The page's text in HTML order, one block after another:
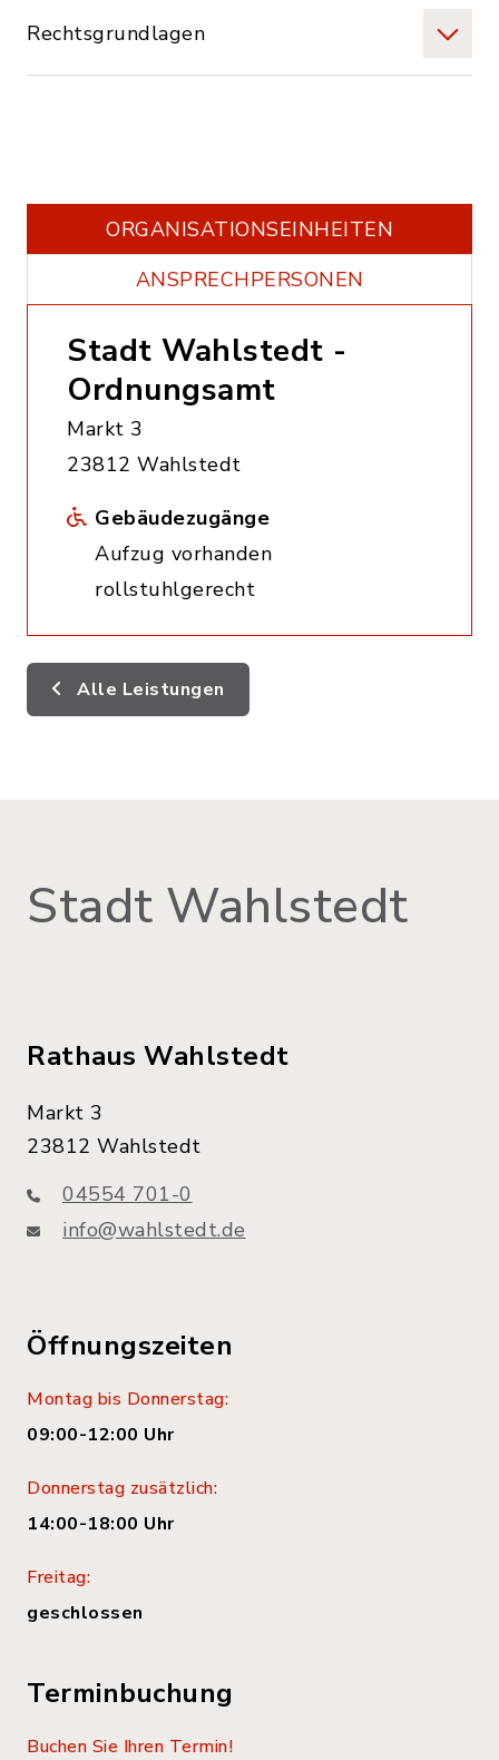
Rechtsgrundlagen
ORGANISATIONS­EINHEITEN
ANSPRECHPERSONEN
Stadt Wahlstedt -
Ordnungsamt
Markt 3
23812 Wahlstedt
Gebäudezugänge
Aufzug vorhanden
rollstuhlgerecht
Alle Leistungen
Stadt Wahlstedt
Rathaus Wahlstedt
Markt 3
23812 Wahlstedt
04554 701-0
info@wahlstedt.de
Öffnungszeiten
Montag bis Donnerstag:
09:00-12:00 Uhr
Donnerstag zusätzlich:
14:00-18:00 Uhr
Freitag:
geschlossen
Terminbuchung
Buchen Sie Ihren Termin!